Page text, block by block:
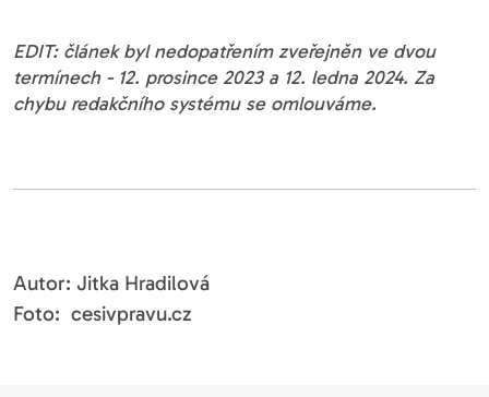
EDIT: článek byl nedopatřením zveřejněn ve dvou
termínech - 12. prosince 2023 a 12. ledna 2024. Za
chybu redakčního systému se omlouváme.
Autor: Jitka Hradilová
Foto: cesivpravu.cz